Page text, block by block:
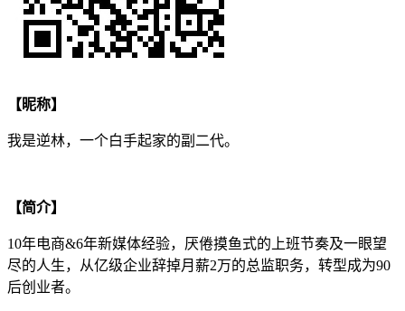
【昵称】
我是逆林，一个白手起家的副二代。
【简介】
10年电商&6年新媒体经验，厌倦摸鱼式的上班节奏及一眼望
尽的人生，从亿级企业辞掉月薪2万的总监职务，转型成为90
后创业者。